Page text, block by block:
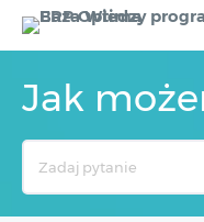
Jak